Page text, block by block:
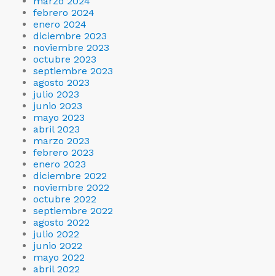
febrero 2024
enero 2024
diciembre 2023
noviembre 2023
octubre 2023
septiembre 2023
agosto 2023
julio 2023
junio 2023
mayo 2023
abril 2023
marzo 2023
febrero 2023
enero 2023
diciembre 2022
noviembre 2022
octubre 2022
septiembre 2022
agosto 2022
julio 2022
junio 2022
mayo 2022
abril 2022